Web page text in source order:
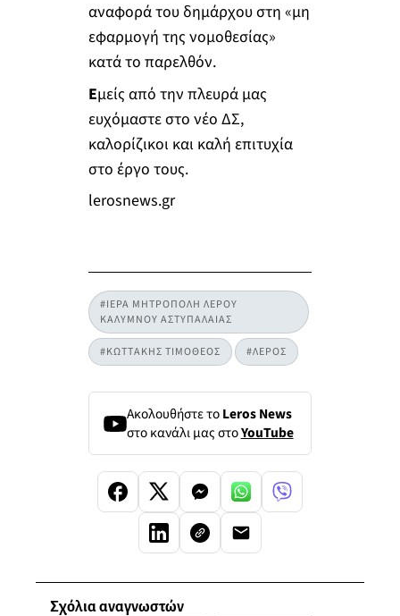
αναφορά του δημάρχου στη «μη
εφαρμογή της νομοθεσίας»
κατά το παρελθόν.
Εμείς από την πλευρά μας
ευχόμαστε στο νέο ΔΣ,
καλορίζικοι και καλή επιτυχία
στο έργο τους.
lerosnews.gr
#ΙΕΡΑ ΜΗΤΡΟΠΟΛΗ ΛΕΡΟΥ
ΚΑΛΥΜΝΟΥ ΑΣΤΥΠΑΛΑΙΑΣ
#ΚΩΤΤΑΚΗΣ ΤΙΜΟΘΕΟΣ #ΛΕΡΟΣ
Ακολουθήστε τοLeros News
στο κανάλι μας στοYouTube
Σχόλια αναγνωστών